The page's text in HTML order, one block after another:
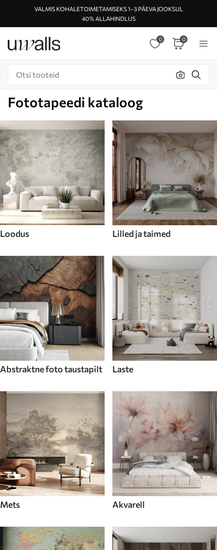
VALMIS KOHALETOIMETAMISEKS 1–3 PÄEVA JOOKSUL
40% ALLAHINDLUS
0 0
Fototapeedi kataloog
Loodus Lilled ja taimed
Abstraktne foto taustapilt Laste
Mets Akvarell